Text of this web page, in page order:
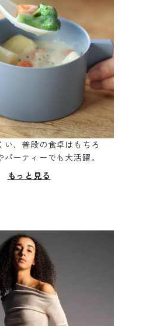
い、普段の食卓はもちろ
ーティーでも大活躍。
もっと見る